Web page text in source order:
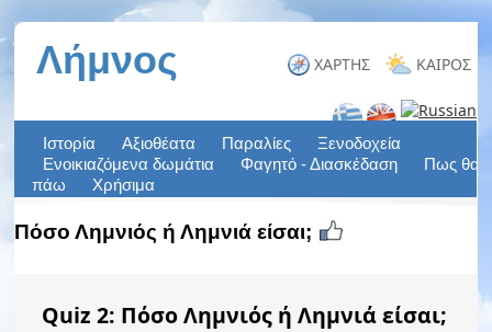
Πόσο Λημνιός ή Λημνιά είσαι;
Quiz 2: Πόσο Λημνιός ή Λημνιά είσαι;